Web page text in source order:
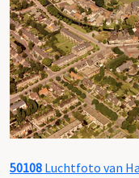
50108 Luchtfoto van